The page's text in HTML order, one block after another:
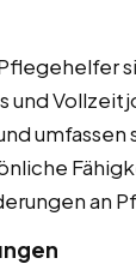
und
umfassen
an